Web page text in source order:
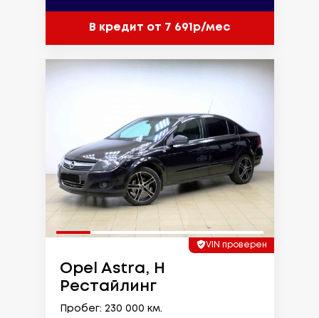
В кредит от 7 691р/мес
VIN проверен
Opel Astra, H
Рестайлинг
Пробег: 230 000 км.